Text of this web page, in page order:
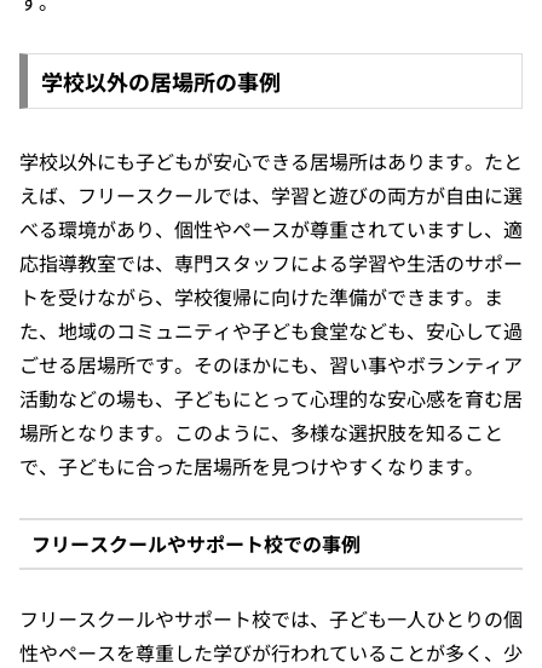
学校以外の居場所の事例
学校以外にも子どもが安心できる居場所はあります。たと
えば、フリースクールでは、学習と遊びの両方が自由に選
べる環境があり、個性やペースが尊重されていますし、適
応指導教室では、専門スタッフによる学習や生活のサポー
トを受けながら、学校復帰に向けた準備ができます。ま
た、地域のコミュニティや子ども食堂なども、安心して過
ごせる居場所です。そのほかにも、習い事やボランティア
活動などの場も、子どもにとって心理的な安心感を育む居
場所となります。このように、多様な選択肢を知ること
で、子どもに合った居場所を見つけやすくなります。
フリースクールやサポート校での事例
フリースクールやサポート校では、子ども一人ひとりの個
性やペースを尊重した学びが行われていることが多く、少